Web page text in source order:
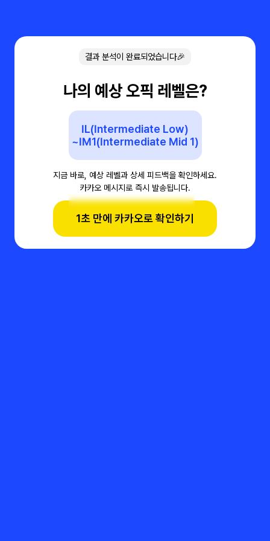
결과 분석이 완료되었습니다🎉
나의 예상 오픽 레벨은?
IL(Intermediate Low)
~IM1(Intermediate Mid 1)
지금 바로, 예상 레벨과 상세 피드백을 확인하세요.
카카오 메시지로 즉시 발송됩니다.
1초 만에 카카오로 확인하기